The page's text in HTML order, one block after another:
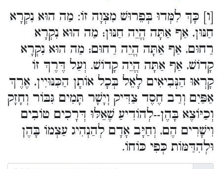
[ו] כָּךְ לִמְּדוּ בְּפֵרוּשׁ מִצְוָה זוֹ: מַה הוּא נִקְרָא
חַנּוּן, אַף אַתָּה הֱיֵה חַנּוּן; מַה הוּא נִקְרָא
רַחוּם, אַף אַתָּה הֱיֵה רַחוּם; מַה הוּא נִקְרָא
קָדוֹשׁ, אַף אַתָּה הֱיֵה קָדוֹשׁ. וְעַל דֶּרֶךְ זוֹ
קָרְאוּ הַנְּבִיאִים לָאֵל בְּכָל אוֹתָן הַכִּנּוּיִין, אֶרֶךְ
אַפַּיִם וְרַב חֶסֶד צַדִּיק וְיָשָׁר תָּמִים גִּבּוֹר וְחָזָק
וְכַיּוֹצֶא בָּהֶן--לְהוֹדִיעַ שֶׁאֵלּוּ דְּרָכִים טוֹבִים
וִישָׁרִים הֶם, וְחַיָּב אָדָם לְהַנְהִיג עַצְמוֹ בָּהֶן
וּלְהִדַּמּוֹת כְּפִי כּוֹחוֹ.